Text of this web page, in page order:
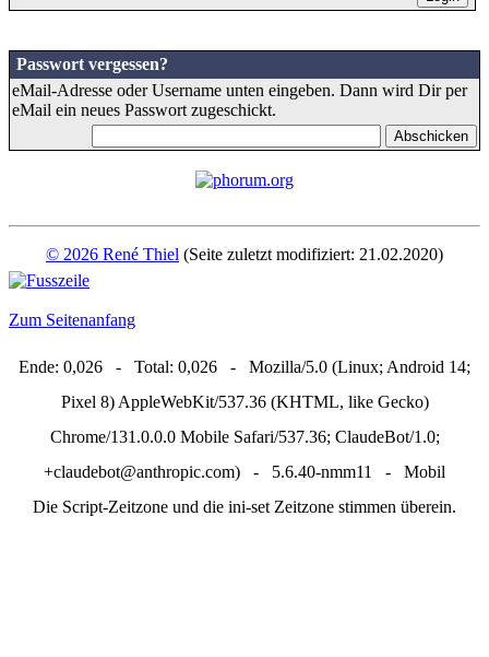
Passwort vergessen?
eMail-Adresse oder Username unten eingeben. Dann wird Dir per
eMail ein neues Passwort zugeschickt.
© 2026 René Thiel (Seite zuletzt modifiziert: 21.02.2020)
Zum Seitenanfang
Ende: 0,026 - Total: 0,026 - Mozilla/5.0 (Linux; Android 14;
Pixel 8) AppleWebKit/537.36 (KHTML, like Gecko)
Chrome/131.0.0.0 Mobile Safari/537.36; ClaudeBot/1.0;
+claudebot@anthropic.com) - 5.6.40-nmm11 - Mobil
Die Script-Zeitzone und die ini-set Zeitzone stimmen überein.